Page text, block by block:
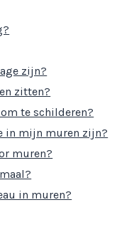
zijn?
zitten?
te schilderen?
in mijn muren zijn?
muren?
in muren?